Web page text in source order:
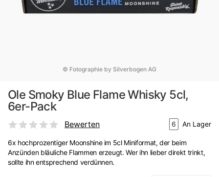
© Fotographie by Silverbogen AG
Ole Smoky Blue Flame Whisky 5cl,
6er-Pack
Bewerten 6 An Lager
6x hochprozentiger Moonshine im 5cl Miniformat, der beim
Anzünden bläuliche Flammen erzeugt. Wer ihn lieber direkt trinkt,
sollte ihn entsprechend verdünnen.